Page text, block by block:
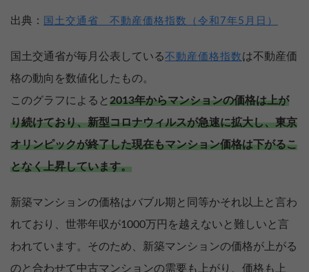
出典： 国土交通省 不動産価格指数（令和7年5月日）
国土交通省が毎月公表している不動産価格指数 は不動産価
格の動向を数値化したもの。
このグラフによると 2013年からマンションの価格は上が
り続けており、新型コロナウィルスが急速に拡大し、東京
オリンピックが終了した現在もマンション価格は下がるこ
となく上昇しています。
新築マンションの価格はバブル期と同等かそれ以上と言わ
れており、世帯年収が1000万円を越えないと難しいと言
われています。そのため、新築マンションの価格が上がる
のと合わせて中古マンションの需要も上がり、価格も上